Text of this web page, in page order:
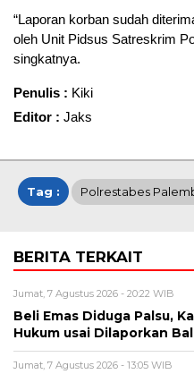
“Laporan korban sudah
oleh Unit Pidsus Satreskrim
singkatnya.
Penulis : Kiki
Editor : Jaks
Tag : Polrestabes
BERITA TERKAIT
Jumat, 7 Agustus 2026 - 20:22 WIB
Beli Emas Diduga Palsu,
Hukum usai Dilaporkan
Jumat, 7 Agustus 2026 - 13:05 WIB